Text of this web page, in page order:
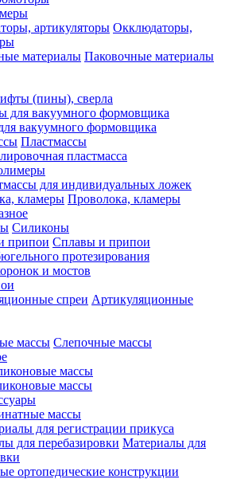
Окклюдаторы,
Паковочные материалы
(пины), сверла
вакуумного формовщика
Пластмассы
пластмасса
для индивидуальных ложек
Проволока, кламеры
Силиконы
Сплавы и припои
протезирования
и мостов
Артикуляционные
Слепочные массы
массы
массы
массы
для регистрации прикуса
Материалы для